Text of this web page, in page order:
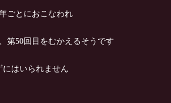
ごとにおこなわれ
第50回目をむかえるそうです
にはいられません